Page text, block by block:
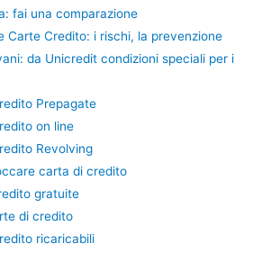
fai una comparazione
Carte Credito: i rischi, la prevenzione
da Unicredit condizioni speciali per i
Prepagate
on line
Revolving
carta di credito
gratuite
di credito
ricaricabili